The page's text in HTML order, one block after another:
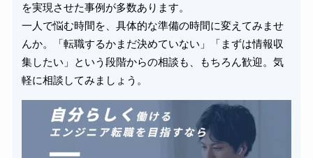
を実現させた事例が多数あります。
一人で悩む時間を、具体的な準備の時間に変えてみませ
んか。「転職するかまだ決めていない」「まずは情報収
集したい」という段階からの相談も、もちろん歓迎。気
軽に相談してみましょう。